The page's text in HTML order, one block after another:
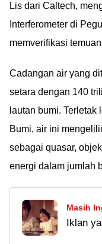
Lis dari Caltech,
Interferometer di
memverifikasi
Cadangan air yang
setara dengan 140
lautan bumi.
Bumi, air ini
sebagai quasar,
energi dalam jumlah
Masih
Iklan